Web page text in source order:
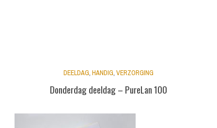
DEELDAG HANDIG VERZORGING
Donderdag deeldag – PureLan 100